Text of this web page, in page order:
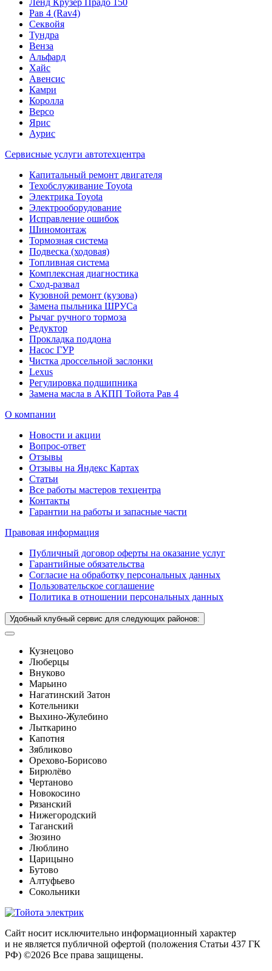
Ленд Крузер Прадо 150
Рав 4 (Rav4)
Секвойя
Тундра
Венза
Альфард
Хайс
Авенсис
Камри
Королла
Версо
Ярис
Аурис
Сервисные услуги автотехцентра
Капитальный ремонт двигателя
Техобслуживание Toyota
Электрика Toyota
Электрооборудование
Исправление ошибок
Шиномонтаж
Тормозная система
Подвеска (ходовая)
Топливная система
Комплексная диагностика
Сход-развал
Кузовной ремонт (кузова)
Замена пыльника ШРУСа
Рычаг ручного тормоза
Редуктор
Прокладка поддона
Насос ГУР
Чистка дроссельной заслонки
Lexus
Регулировка подшипника
Замена масла в АКПП Тойота Рав 4
О компании
Новости и акции
Вопрос-ответ
Отзывы
Отзывы на Яндекс Картах
Статьи
Все работы мастеров техцентра
Контакты
Гарантии на работы и запасные части
Правовая информация
Публичный договор оферты на оказание услуг
Гарантийные обязательства
Согласие на обработку персональных данных
Пользовательское соглашение
Политика в отношении персональных данных
Удобный клубный сервис для следующих районов:
Кузнецово
Люберцы
Внуково
Марьино
Нагатинский Затон
Котельники
Выхино-Жулебино
Лыткарино
Капотня
Зябликово
Орехово-Борисово
Бирюлёво
Чертаново
Новокосино
Рязанский
Нижегородский
Таганский
Зюзино
Люблино
Царицыно
Бутово
Алтуфьево
Сокольники
Сайт носит исключительно информационный характер
и не является публичной офертой (положения Статьи 437 ГК
РФ) ©2026 Все права защищены.